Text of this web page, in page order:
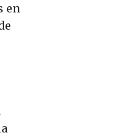
en